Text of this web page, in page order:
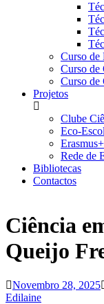
Curso de
Curso de
Curso de
Projetos
Clube
Eco-
Erasmus+
Rede de
Bibliotecas
Contactos
Ciência
Queijo
Novembro 28, 2025
Edilaine